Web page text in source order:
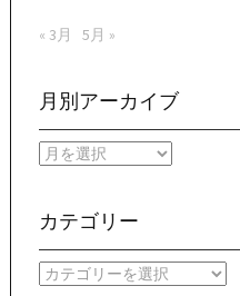
« 3月 5月 »
月別アーカイブ
月
ー
イ
ブ
カテゴリー
カ